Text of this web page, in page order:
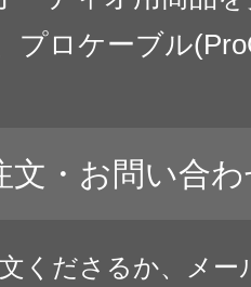
プロケーブル
文・お問い合
くださるか、メー